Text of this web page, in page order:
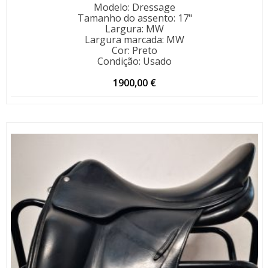
Modelo: Dressage
Tamanho do assento: 17"
Largura: MW
Largura marcada: MW
Cor: Preto
Condição: Usado
1900,00 €